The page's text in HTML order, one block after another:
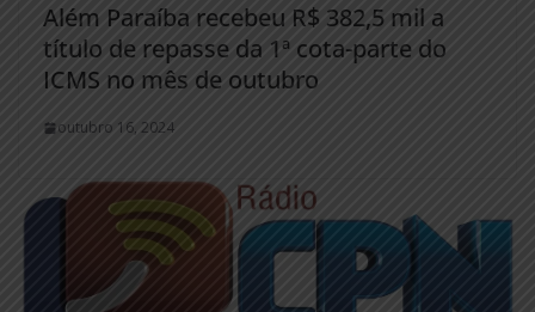
Além Paraíba recebeu R$ 382,5 mil a
título de repasse da 1ª cota-parte do
ICMS no mês de outubro
outubro 16, 2024